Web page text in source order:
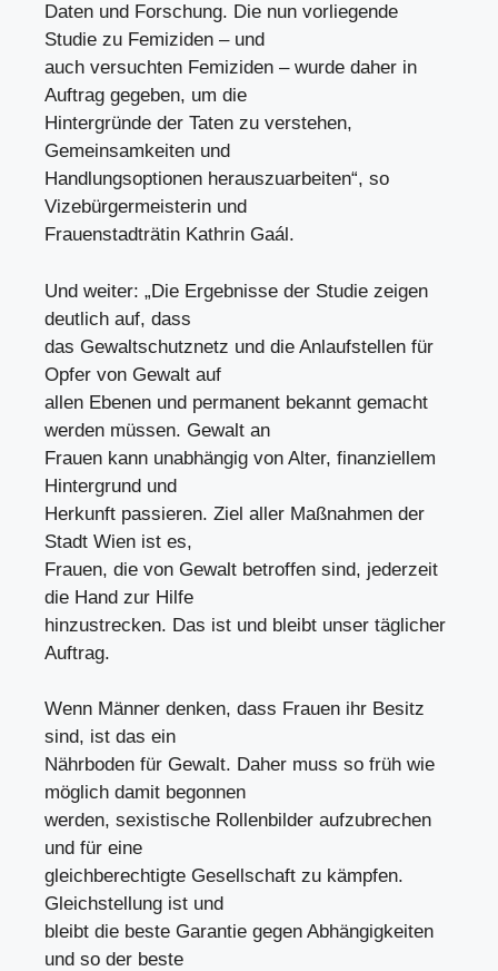
Daten und Forschung. Die nun vorliegende
Studie zu Femiziden – und
auch versuchten Femiziden – wurde daher in
Auftrag gegeben, um die
Hintergründe der Taten zu verstehen,
Gemeinsamkeiten und
Handlungsoptionen herauszuarbeiten“, so
Vizebürgermeisterin und
Frauenstadträtin Kathrin Gaál.
Und weiter: „Die Ergebnisse der Studie zeigen
deutlich auf, dass
das Gewaltschutznetz und die Anlaufstellen für
Opfer von Gewalt auf
allen Ebenen und permanent bekannt gemacht
werden müssen. Gewalt an
Frauen kann unabhängig von Alter, finanziellem
Hintergrund und
Herkunft passieren. Ziel aller Maßnahmen der
Stadt Wien ist es,
Frauen, die von Gewalt betroffen sind, jederzeit
die Hand zur Hilfe
hinzustrecken. Das ist und bleibt unser täglicher
Auftrag.
Wenn Männer denken, dass Frauen ihr Besitz
sind, ist das ein
Nährboden für Gewalt. Daher muss so früh wie
möglich damit begonnen
werden, sexistische Rollenbilder aufzubrechen
und für eine
gleichberechtigte Gesellschaft zu kämpfen.
Gleichstellung ist und
bleibt die beste Garantie gegen Abhängigkeiten
und so der beste